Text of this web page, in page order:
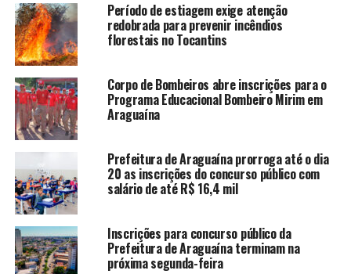
Período de estiagem exige atenção
redobrada para prevenir incêndios
florestais no Tocantins
Corpo de Bombeiros abre inscrições para o
Programa Educacional Bombeiro Mirim em
Araguaína
Prefeitura de Araguaína prorroga até o dia
20 as inscrições do concurso público com
salário de até R$ 16,4 mil
Inscrições para concurso público da
Prefeitura de Araguaína terminam na
próxima segunda-feira